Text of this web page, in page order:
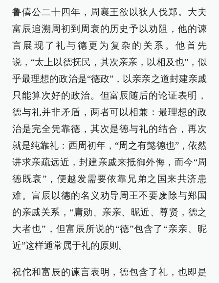
鲁僖公二十四年，周襄王欲以狄人伐郑。大夫
富辰追溯周初到周衰的历史予以劝阻，他的谏
言展现了礼与德更为复杂的关系。他首先
说，“太上以德抚民，其次亲亲，以相及也”，似
乎最理想的政治是“德政”，以亲亲之道封建亲戚
只能算次好的政治。但富辰随后的论证表明，
德与礼并非矛盾，两者可以相兼：最理想的政
治是完全凭靠德，其次是德与礼的结合，再次
就是纯靠礼：西周初年，“周之有懿德也”，依然
讲求亲疏远近，封建亲戚来抵御外侮，而今“周
德既衰”，便越发需要依靠兄弟之国来共济患
难。富辰以德的名义劝导周王不要废除与郑国
的亲戚关系，“庸勋、亲亲、昵近、尊贤，德之
大者也”，但富辰所说的“德”包含了“亲亲、昵
近”这样通常属于礼的原则。
祝佗和富辰的谏言表明，德包含了礼，也即是